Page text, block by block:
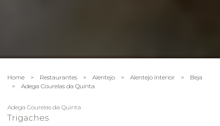
Home > Restaurantes > Alentejo > Alentejo Interior > Beja
> Adega Courelas da Quinta
Adega Courelas da Quinta
Trigaches